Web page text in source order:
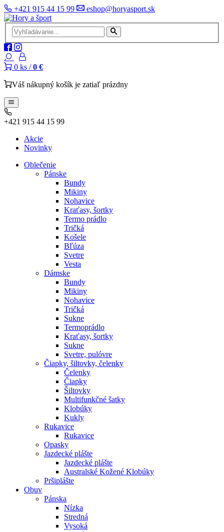
+421 915 44 15 99 eshop@horyasport.sk
0 ks / 0 €
Váš nákupný košík je zatiaľ prázdny
+421 915 44 15 99
Akcie
Novinky
Oblečenie
Pánske
Bundy
Mikiny
Nohavice
Kraťasy, šortky
Termo prádlo
Tričká
Košele
Bľúza
Svetre
Vesta
Dámske
Bundy
Mikiny
Nohavice
Tričká
Sukne
Termoprádlo
Kraťasy, šortky
Sukne
Svetre, pulóvre
Čiapky, šiltovky, čelenky
Čelenky
Čiapky
Šiltovky
Multifunkčné šatky
Klobúky
Kukly
Rukavice
Rukavice
Opasky
Jazdecké plášte
Jazdecké plášte
Australské Kožené Klobúky
Pršiplášte
Obuv
Pánska
Nízka
Stredná
Vysoká